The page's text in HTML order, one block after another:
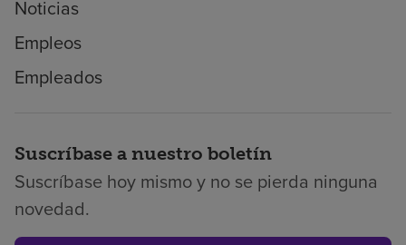
Noticias
Empleos
Empleados
Suscríbase a nuestro boletín
Suscríbase hoy mismo y no se pierda ninguna
novedad.